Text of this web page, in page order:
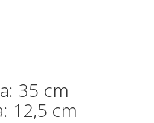
35 cm
12,5 cm